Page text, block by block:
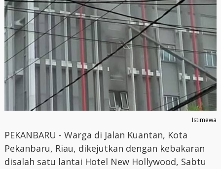
Istimewa
PEKANBARU - Warga di Jalan Kuantan, Kota
Pekanbaru, Riau, dikejutkan dengan kebakaran
disalah satu lantai Hotel New Hollywood, Sabtu